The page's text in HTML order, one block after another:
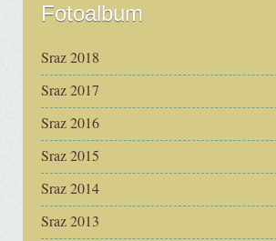
Fotoalbum
Sraz 2018
Sraz 2017
Sraz 2016
Sraz 2015
Sraz 2014
Sraz 2013